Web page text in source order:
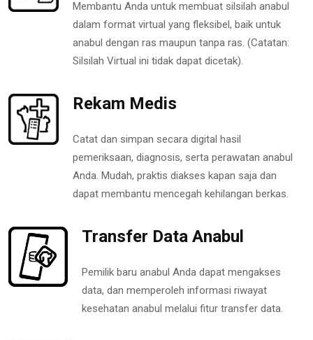
Membantu Anda untuk membuat silsilah anabul
dalam format virtual yang fleksibel, baik untuk
anabul dengan ras maupun tanpa ras. (Catatan:
Silsilah Virtual ini tidak dapat dicetak).
Rekam Medis
Catat dan simpan secara digital hasil
pemeriksaan, diagnosis, serta perawatan anabul
Anda. Mudah, praktis diakses kapan saja dan
dapat membantu mencegah kehilangan berkas.
Transfer Data Anabul
Pemilik baru anabul Anda dapat mengakses
data, dan memperoleh informasi riwayat
kesehatan anabul melalui fitur transfer data.